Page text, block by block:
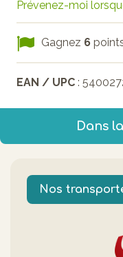
Prévenez-moi
Gagnez 6
EAN / UPC :
Dans
Nos